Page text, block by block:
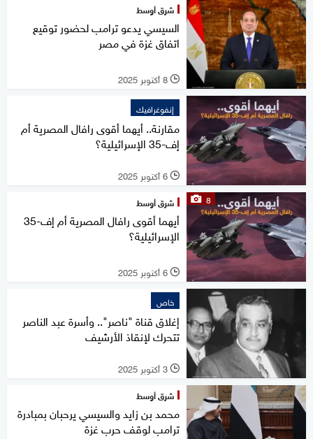
شرق أوسط
السيسي يدعو ترامب لحضور توقيع
اتفاق غزة في مصر
l 8 أكتوبر 2025
إنفوغرافيك
مقارنة.. أيهما أقوى رافال المصرية أم
إف-35 الإسرائيلية؟
l 6 أكتوبر 2025
8 شرق أوسط
أيهما أقوى رافال المصرية أم إف-35
الإسرائيلية؟
l 6 أكتوبر 2025
خاص
إغلاق قناة "ناصر".. وأسرة عبد الناصر
تتحرك لإنقاذ الأرشيف
l 3 أكتوبر 2025
شرق أوسط
محمد بن زايد والسيسي يرحبان بمبادرة
ترامب لوقف حرب غزة